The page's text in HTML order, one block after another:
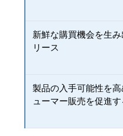
新鮮な購買機会を生
リース
製品の入手可能性を
ューマー販売を促進